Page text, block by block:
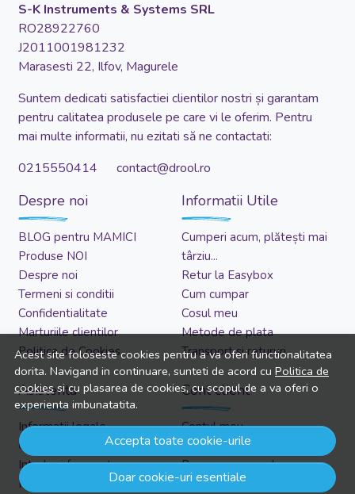
Acest site foloseste cookies pentru a va oferi functionalitatea
dorita. Navigand in continuare, sunteti de acord cu Politica de
cookiessi cu plasarea de cookies, cu scopul de a va oferi o
experienta imbunatatita.
Accepta toate cookie-urile
Doar cookie-uri esentiale
S-K Instruments & Systems SRL
RO28922760
J2011001981232
Marasesti 22, Ilfov, Magurele
Suntem dedicati satisfactiei clientilor nostri și garantam
pentru calitatea produsele pe care vi le oferim. Pentru
mai multe informatii, nu ezitati să ne contactati:
0215550414 contact@drool.ro
Despre noi
BLOG pentru MAMICI
Produse NOI
Despre noi
Termeni si conditii
Confidentialitate
Marturiile clientilor
Politica de Cookies
Informatii Utile
Cumperi acum, plătești mai
târziu...
Retur la Easybox
Cum cumpar
Cosul meu
Metode de plata
Transport si retururi
Asistenta
Informatii legale
Contacteaza-ne
Intrebari frecvente
Harta site
Cont client
Contul meu
Inregistrare
Recuperare parola
Istoric comenzi